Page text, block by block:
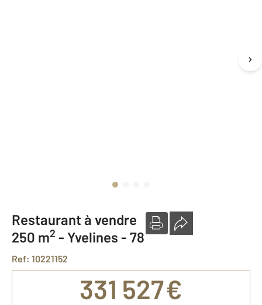
Restaurant à vendre
250 m2 - Yvelines - 78
Ref: 10221152
331 527 €